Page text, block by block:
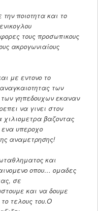
ποιοτητα και το
τους προσωπικους
ακρογωνιαίους
με εντονο το
των
γηπεδουχων εκαναν
να γινει στον
βαζοντας
υπεροχο
αναμετρησης!
και
οπου… ομαδες
σε
και να δουμε
τελους του.Ο